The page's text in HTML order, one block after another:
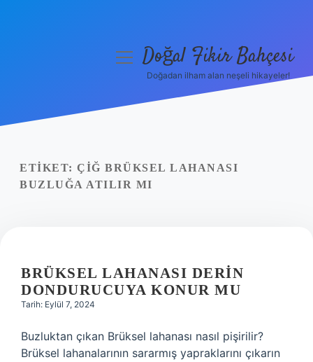
Yasal Uyarı
menüyüDoğal Fikir Bahçesi
Doğadan ilham alan neşeli hikayeler!
ETIKET: ÇIĞ BRÜKSEL LAHANASI
BUZLUĞA ATILIR MI
BRÜKSEL LAHANASI DERIN
DONDURUCUYA KONUR MU
Tarih: Eylül 7, 2024
Buzluktan çıkan Brüksel lahanası nasıl pişirilir?
Brüksel lahanalarının sararmış yapraklarını çıkarın